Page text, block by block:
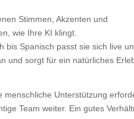
Stimmen, Akzenten und
wie Ihre KI klingt.
bis Spanisch passt sie sich live
und sorgt für ein natürliches
menschliche Unterstützung
Team weiter. Ein gutes